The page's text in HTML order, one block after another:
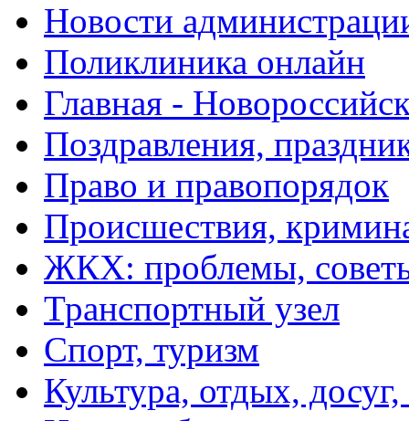
Новости
Поликлиника онлайн
Главная -
Поздравления,
Право и правопорядок
Происшествия,
ЖКХ: проблемы,
Транспортный узел
Спорт, туризм
Культура, отдых,